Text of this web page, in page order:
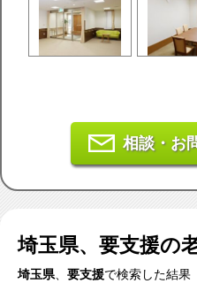
相談・お
埼玉県、要支援の
埼玉県、 要支援で検索した結果